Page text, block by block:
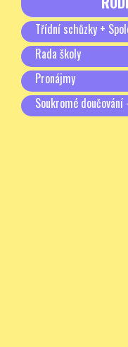
Třídní schůzky +
Rada školy
Pronájmy
Soukromé